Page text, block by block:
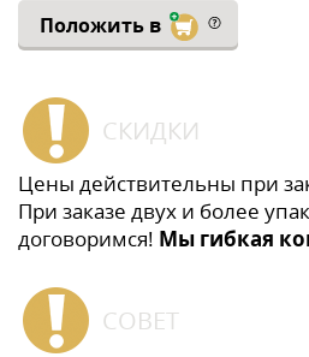
Положить в
СКИДКИ
Цены действительны при
При заказе двух и более
договоримся! Мы гибкая
СОВЕТ